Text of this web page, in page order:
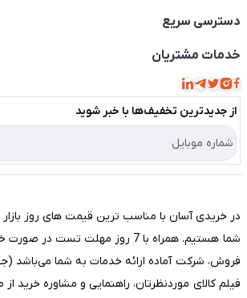
دسترسی سریع
حساب کاربری
مجله فروشگاه
لیست محصولات
درباره ما
تماس با ما
خدمات مشتریان
قوانین و مقررات
حریم خصوصی
راهنما
از جدید‌ترین تخفیف‌ها با‌ خبر شوید
در خریدی آسان با مناسب ترین قیمت های روز
شما هستیم. همراه با 7 روز مهلت تست
فروش، شرکت آماده ارائه خدمات به شما می‌باشد